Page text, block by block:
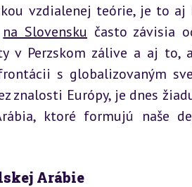
vzdialenej teórie, je to
na Slovensku často závisia
v Perzskom zálive a aj to,
s globalizovaným
znalosti Európy, je dnes
ktoré formujú naše
Arábie